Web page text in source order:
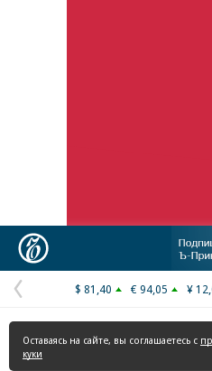
Предыдущая
страница
$ 81,40 € 94,05 ¥
Оставаясь на сайте, вы соглашаетесь с
куки